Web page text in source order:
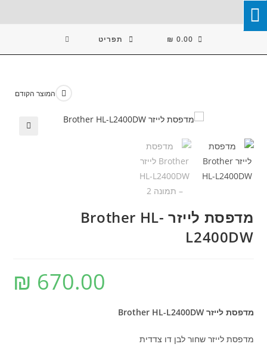
Skip
To
₪ 0.00 תפריט
המוצר הקודם
מדפסת לייזר Brother HL-
L2400DW
₪ 670.00
מדפסת לייזר Brother HL-L2400DW
מדפסת לייזר שחור לבןדו צדדית